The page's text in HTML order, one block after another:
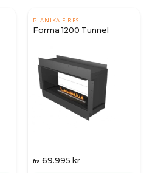
PLANIKA FIRES
Forma 1200 Tunnel
fra 69.995 kr